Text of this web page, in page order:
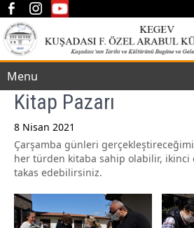
Menu
Kitap Pazarı
8 Nisan 2021
Çarşamba günleri
her türden kitaba sahip olabilir, ikinci
takas edebilirsiniz.
Post
navigation